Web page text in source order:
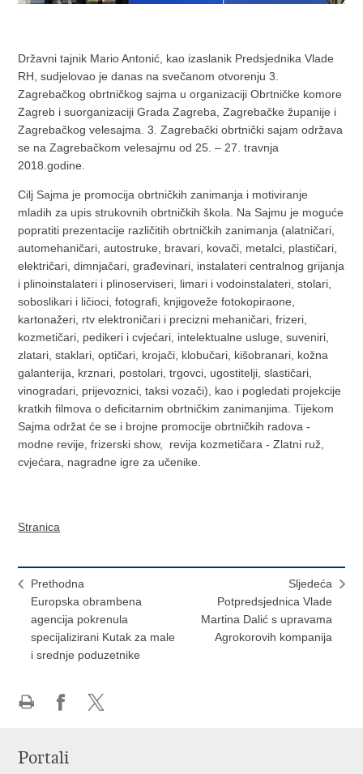
Državni tajnik Mario Antonić, kao izaslanik Predsjednika Vlade
RH, sudjelovao je danas na svečanom otvorenju 3.
Zagrebačkog obrtničkog sajma u organizaciji Obrtničke komore
Zagreb i suorganizaciji Grada Zagreba, Zagrebačke županije i
Zagrebačkog velesajma. 3. Zagrebački obrtnički sajam održava
se na Zagrebačkom velesajmu od 25. – 27. travnja
2018.godine.
Cilj Sajma je promocija obrtničkih zanimanja i motiviranje
mladih za upis strukovnih obrtničkih škola. Na Sajmu je moguće
popratiti prezentacije različitih obrtničkih zanimanja (alatničari,
automehaničari, autostruke, bravari, kovači, metalci, plastičari,
električari, dimnjačari, građevinari, instalateri centralnog grijanja
i plinoinstalateri i plinoserviseri, limari i vodoinstalateri, stolari,
soboslikari i ličioci, fotografi, knjigoveže fotokopiraone,
kartonažeri, rtv elektroničari i precizni mehaničari, frizeri,
kozmetičari, pedikeri i cvjećari, intelektualne usluge, suveniri,
zlatari, staklari, optičari, krojači, klobučari, kišobranari, kožna
galanterija, krznari, postolari, trgovci, ugostitelji, slastičari,
vinogradari, prijevoznici, taksi vozači), kao i pogledati projekcije
kratkih filmova o deficitarnim obrtničkim zanimanjima. Tijekom
Sajma održat će se i brojne promocije obrtničkih radova -
modne revije, frizerski show, revija kozmetičara - Zlatni ruž,
cvjećara, nagradne igre za učenike.
Stranica
Prethodna
Europska obrambena
agencija pokrenula
specijalizirani Kutak za male
i srednje poduzetnike
Sljedeća
Potpredsjednica Vlade
Martina Dalić s upravama
Agrokorovih kompanija
Facebooku
Portali